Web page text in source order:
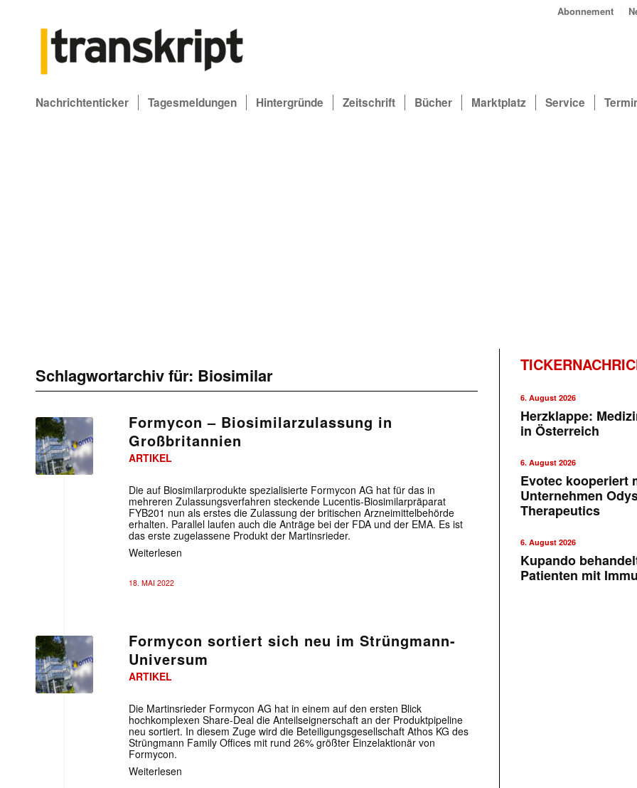
Abonnement
Nachrichtenticker Tagesmeldungen Hintergründe Zeitschrift Bücher Marktplatz Service
Schlagwortarchiv für: Biosimilar
Formycon – Biosimilarzulassung in
Großbritannien
ARTIKEL
Die auf Biosimilarprodukte spezialisierte Formycon AG hat für das in
mehreren Zulassungsverfahren steckende Lucentis-Biosimilarpräparat
FYB201 nun als erstes die Zulassung der britischen Arzneimittelbehörde
erhalten. Parallel laufen auch die Anträge bei der FDA und der EMA. Es ist
das erste zugelassene Produkt der Martinsrieder.
Weiterlesen
18. MAI 2022
Formycon sortiert sich neu im Strüngmann-
Universum
ARTIKEL
Die Martinsrieder Formycon AG hat in einem auf den ersten Blick
hochkomplexen Share-Deal die Anteilseignerschaft an der Produktpipeline
neu sortiert. In diesem Zuge wird die Beteiligungsgesellschaft Athos KG des
Strüngmann Family Offices mit rund 26% größter Einzelaktionär von
Formycon.
Weiterlesen
6. August 2026
Herzklappe:
in Österreich
6. August 2026
Evotec kooperiert
Unternehmen
Therapeutics
6. August 2026
Kupando
Patienten mit